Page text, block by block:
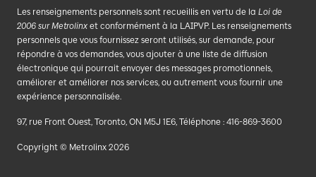
Les renseignements personnels sont recueillis en vertu de la Loi de
2006 sur Metrolinx et conformément à la LAIPVP. Les renseignements
personnels que vous fournissez seront utilisés, sur demande, pour
répondre à vos demandes, vous ajouter à une liste de diffusion
électronique qui pourrait envoyer des messages promotionnels,
améliorer et améliorer nos services, ou autrement vous fournir une
expérience personnalisée.
97, rue Front Ouest, Toronto, ON M5J 1E6, Téléphone : 416-869-3600
Copyright © Metrolinx 2026